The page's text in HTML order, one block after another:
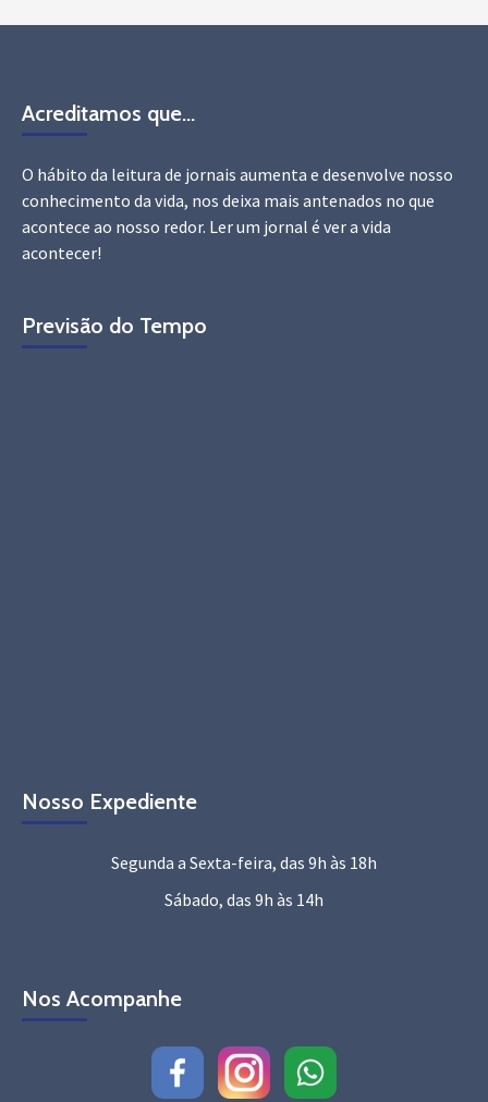
Acreditamos que…
O hábito da leitura de jornais aumenta e desenvolve nosso
conhecimento da vida, nos deixa mais antenados no que
acontece ao nosso redor. Ler um jornal é ver a vida
acontecer!
Previsão do Tempo
Nosso Expediente
Segunda a Sexta-feira, das 9h às 18h
Sábado, das 9h às 14h
Nos Acompanhe